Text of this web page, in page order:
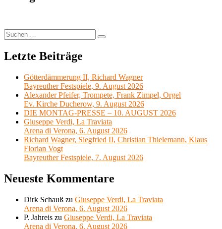
Suchen
nach:
Suchen
Letzte Beiträge
Götterdämmerung II, Richard Wagner
Bayreuther Festspiele, 9. August 2026
Alexander Pfeifer, Trompete, Frank Zimpel, Orgel
Ev. Kirche Ducherow, 9. August 2026
DIE MONTAG-PRESSE – 10. AUGUST 2026
Giuseppe Verdi, La Traviata
Arena di Verona, 6. August 2026
Richard Wagner, Siegfried II, Christian Thielemann, Klaus
Florian Vogt
Bayreuther Festspiele, 7. August 2026
Neueste Kommentare
Dirk Schauß zu Giuseppe Verdi, La Traviata
Arena di Verona, 6. August 2026
P. Jahreis zu Giuseppe Verdi, La Traviata
Arena di Verona, 6. August 2026